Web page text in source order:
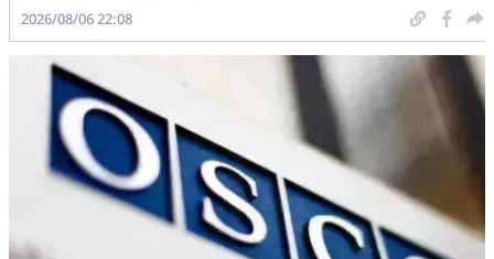
2026/08/06 22:08